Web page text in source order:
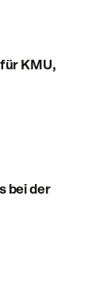
KMU,
bei der